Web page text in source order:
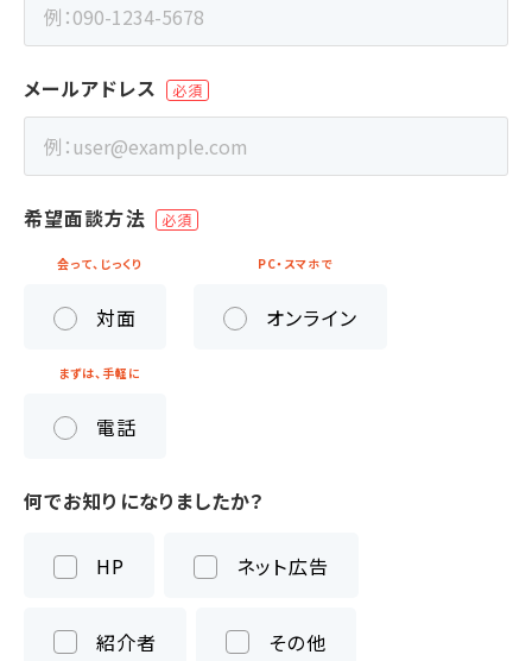
メールアドレス
希望面談方法
会って、じっくり
対面
PC・スマホで
オンライン
まずは、手軽に
電話
何でお知りになりましたか？
HP ネット広告
紹介者 その他